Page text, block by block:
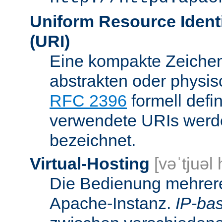
Uniform Resource
(URI)
Eine kompakte
abstrakten oder
RFC 2396 formell
verwendete URIs
bezeichnet.
Virtual-Hosting [vəˈtjuəl
Die Bedienung
Apache-Instanz. IP-